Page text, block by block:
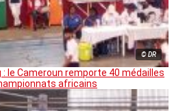
© DR
: le Cameroun remporte 40 médailles
africains